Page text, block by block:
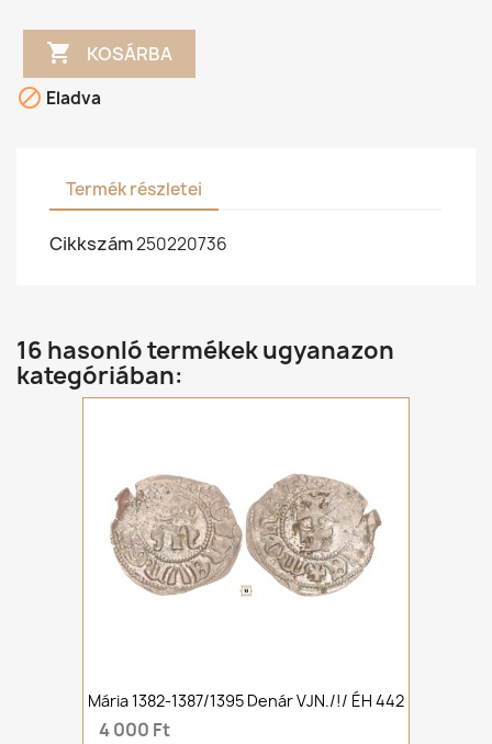
 KOSÁRBA
 Eladva
Termék részletei
Cikkszám250220736
16 hasonló termékek ugyanazon
kategóriában:
Mária 1382-1387/1395 Denár VJN./!/ ÉH 442
4 000 Ft